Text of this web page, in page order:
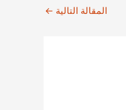
المقالة التالية ←